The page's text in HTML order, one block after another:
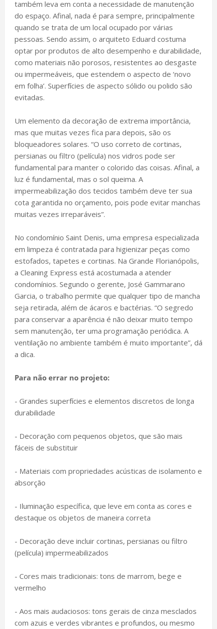
também leva em conta a necessidade de manutenção
do espaço. Afinal, nada é para sempre, principalmente
quando se trata de um local ocupado por várias
pessoas. Sendo assim, o arquiteto Eduard costuma
optar por produtos de alto desempenho e durabilidade,
como materiais não porosos, resistentes ao desgaste
ou impermeáveis, que estendem o aspecto de ‘novo
em folha’. Superfícies de aspecto sólido ou polido são
evitadas.
Um elemento da decoração de extrema importância,
mas que muitas vezes fica para depois, são os
bloqueadores solares. “O uso correto de cortinas,
persianas ou filtro (película) nos vidros pode ser
fundamental para manter o colorido das coisas. Afinal, a
luz é fundamental, mas o sol queima. A
impermeabilização dos tecidos também deve ter sua
cota garantida no orçamento, pois pode evitar manchas
muitas vezes irreparáveis”.
No condomínio Saint Denis, uma empresa especializada
em limpeza é contratada para higienizar peças como
estofados, tapetes e cortinas. Na Grande Florianópolis,
a Cleaning Express está acostumada a atender
condomínios. Segundo o gerente, José Gammarano
Garcia, o trabalho permite que qualquer tipo de mancha
seja retirada, além de ácaros e bactérias. “O segredo
para conservar a aparência é não deixar muito tempo
sem manutenção, ter uma programação periódica. A
ventilação no ambiente também é muito importante”, dá
a dica.
Para não errar no projeto:
- Grandes superfícies e elementos discretos de longa
durabilidade
- Decoração com pequenos objetos, que são mais
fáceis de substituir
- Materiais com propriedades acústicas de isolamento e
absorção
- Iluminação específica, que leve em conta as cores e
destaque os objetos de maneira correta
- Decoração deve incluir cortinas, persianas ou filtro
(película) impermeabilizados
- Cores mais tradicionais: tons de marrom, bege e
vermelho
- Aos mais audaciosos: tons gerais de cinza mesclados
com azuis e verdes vibrantes e profundos, ou mesmo